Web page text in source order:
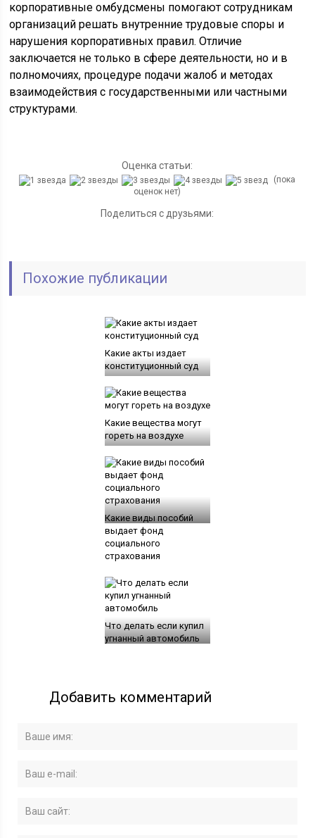
корпоративные омбудсмены помогают сотрудникам
организаций решать внутренние трудовые споры и
нарушения корпоративных правил. Отличие
заключается не только в сфере деятельности, но и в
полномочиях, процедуре подачи жалоб и методах
взаимодействия с государственными или частными
структурами.
Оценка статьи:
(пока
оценок нет)
Поделиться с друзьями:
Похожие публикации
Какие акты издает
конституционный суд
Какие вещества могут
гореть на воздухе
Какие виды пособий
выдает фонд
социального
страхования
Что делать если купил
угнанный автомобиль
Добавить комментарий